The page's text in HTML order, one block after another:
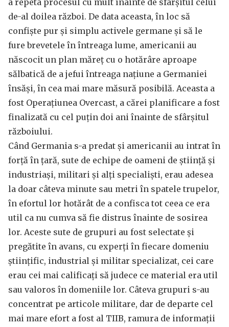
a repeta procesul cu mult înainte de sfârșitul celui
de-al doilea război. De data aceasta, în loc să
confiște pur și simplu activele germane și să le
fure brevetele în întreaga lume, americanii au
născocit un plan măreț cu o hotărâre aproape
sălbatică de a jefui întreaga națiune a Germaniei
însăși, în cea mai mare măsură posibilă. Aceasta a
fost Operațiunea Overcast, a cărei planificare a fost
finalizată cu cel puțin doi ani înainte de sfârșitul
războiului.
Când Germania s-a predat și americanii au intrat în
forță în țară, sute de echipe de oameni de știință și
industriași, militari și alți specialiști, erau adesea
la doar câteva minute sau metri în spatele trupelor,
în efortul lor hotărât de a confisca tot ceea ce era
util ca nu cumva să fie distrus înainte de sosirea
lor. Aceste sute de grupuri au fost selectate și
pregătite în avans, cu experți în fiecare domeniu
științific, industrial și militar specializat, cei care
erau cei mai calificați să judece ce material era util
sau valoros în domeniile lor. Câteva grupuri s-au
concentrat pe articole militare, dar de departe cel
mai mare efort a fost al TIIB, ramura de informații